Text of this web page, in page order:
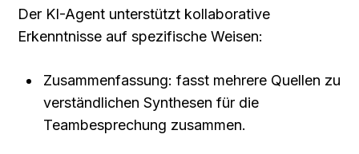
Der KI-Agent unterstützt kollaborative
Erkenntnisse auf spezifische Weisen:
Zusammenfassung: fasst mehrere Quellen zu
verständlichen Synthesen für die
Teambesprechung zusammen.